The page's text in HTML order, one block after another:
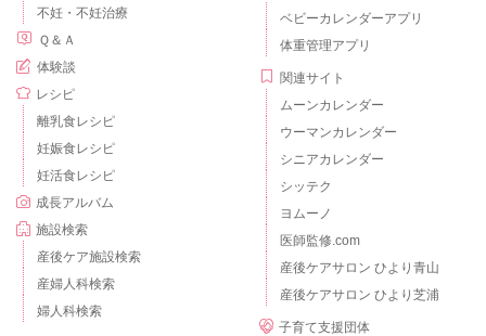
不妊・不妊治療
Ｑ＆Ａ
体験談
レシピ
離乳食レシピ
妊娠食レシピ
妊活食レシピ
成長アルバム
施設検索
産後ケア施設検索
産婦人科検索
婦人科検索
ベビーカレンダーアプリ
体重管理アプリ
関連サイト
ムーンカレンダー
ウーマンカレンダー
シニアカレンダー
シッテク
ヨムーノ
医師監修.com
産後ケアサロン ひより青山
産後ケアサロン ひより芝浦
子育て支援団体